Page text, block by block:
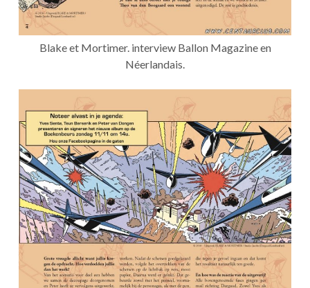
Blake et Mortimer. interview Ballon Magazine en
Néerlandais.